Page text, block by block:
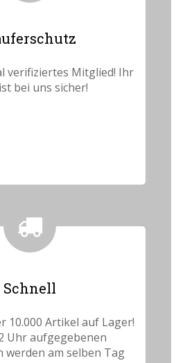
verifiziertes Mitglied! Ihr
bei uns sicher!
Schnell
10.000 Artikel auf Lager!
Uhr aufgegebenen
werden am selben Tag